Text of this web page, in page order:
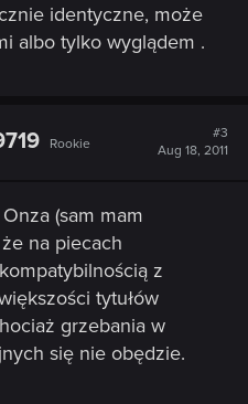
identyczne, może
albo tylko wyglądem .
Rookie
#3
Aug 18, 2011
(sam mam
na piecach
z
tytułów
grzebania w
się nie obędzie.